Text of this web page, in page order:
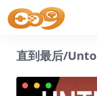
直到最后/